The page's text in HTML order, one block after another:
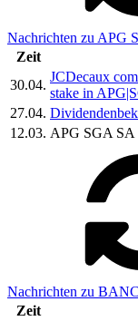
Nachrichten zu APG
Zeit
30.04.
JCDecaux
stake in
27.04.
12.03. APG SGA SA
Nachrichten zu
Zeit